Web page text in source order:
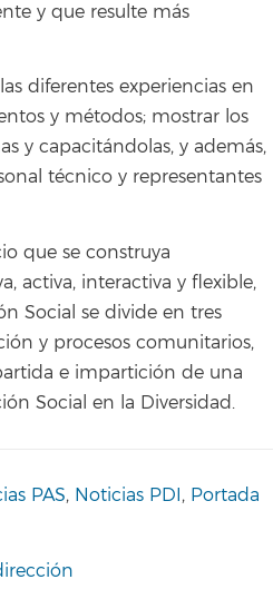
y que resulte más
diferentes experiencias en
y métodos; mostrar los
y capacitándolas, y además,
técnico y representantes
que se construya
activa, interactiva y flexible,
Social se divide en tres
y procesos comunitarios,
e impartición de una
Social en la Diversidad.
PAS, Noticias PDI, Portada